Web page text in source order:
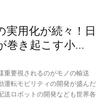
実用化が続々！日
巻き起こす小...
重要視されるのがモノの輸送
運転モビリティの開発が盛んだ
送ロボットの開発なども世界各